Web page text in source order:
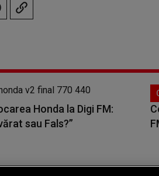
Honda la Digi FM:
sau Fals?”